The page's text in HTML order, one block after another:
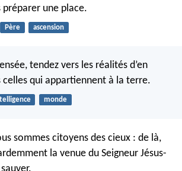
une place.
Père ascension
tendez vers les réalités d’en
celles qui appartiennent à la terre.
monde
sommes citoyens des cieux : de là,
la venue du Seigneur Jésus-